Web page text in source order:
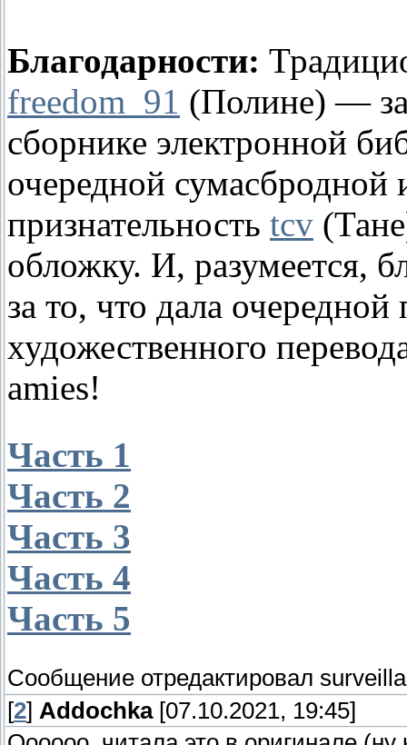
Благодарности:
freedom_91 (Полине) — за
сборнике электронной
очередной сумасбродной
признательность tcv
обложку. И, разумеется,
за то, что дала
художественного
amies!
Часть 1
Часть 2
Часть 3
Часть 4
Часть 5
Сообщение отредактировал
[2] Addochka[07.10.2021, 19:45]